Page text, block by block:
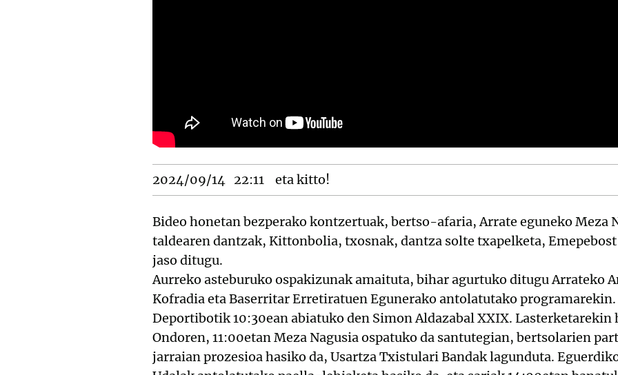
2024/09/14 22:11 eta kitto!
Bideo honetan bezperako kontzertuak, bertso-afaria, Arrate eguneko Meza
taldearen dantzak, Kittonbolia, txosnak, dantza solte txapelketa,
jaso ditugu.
Aurreko asteburuko ospakizunak amaituta, bihar agurtuko ditugu Arrateko
Kofradia eta Baserritar Erretiratuen Egunerako antolatutako
Deportibotik 10:30ean abiatuko den Simon Aldazabal XXIX. Lasterketarekin
Ondoren, 11:00etan Meza Nagusia ospatuko da santutegian, bertsolarien
jarraian prozesioa hasiko da, Usartza Txistulari Bandak lagunduta.